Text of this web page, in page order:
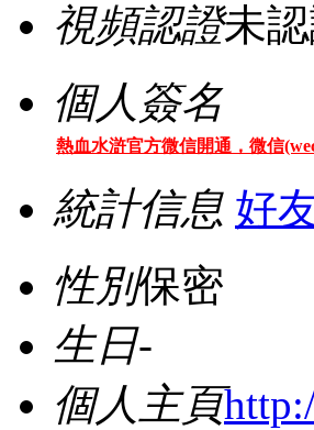
視頻認證未
個人簽名
熱血水滸官方微信開通，微信
統計信息 好
性別保密
生日-
個人主頁